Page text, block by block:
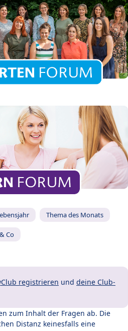
Thema des Monats
Co
registrieren und deine Club-
zum Inhalt der Fragen ab. Die
Distanz keinesfalls eine